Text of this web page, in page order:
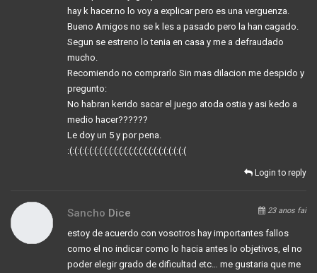
hay k hacer.no lo voy a explicar pero es una verguenza.
Bueno Amigos no se k les a pasado pero la han cagado.
Segun se estreno lo tenia en casa y me a defraudado
mucho.
Recomiendo no comprarlo Sin mas dilacion me despido y
pregunto:
No habran kerido sacar el juego atoda ostia y asi kedo a
medio hacer??????
Le doy un 5 y por pena.
:(:(:(:(:(:(:(:(:(:(:(:(:(:(:(:(:(:(:(:(:(:(:(:(
Login to reply
Sancho Dice 23 anos fai
estoy de acuerdo con vosotros hay importantes fallos
como el no indicar como lo hacia antes lo objetivos, el no
poder elegir grado de dificultad etc… me gustaria que me